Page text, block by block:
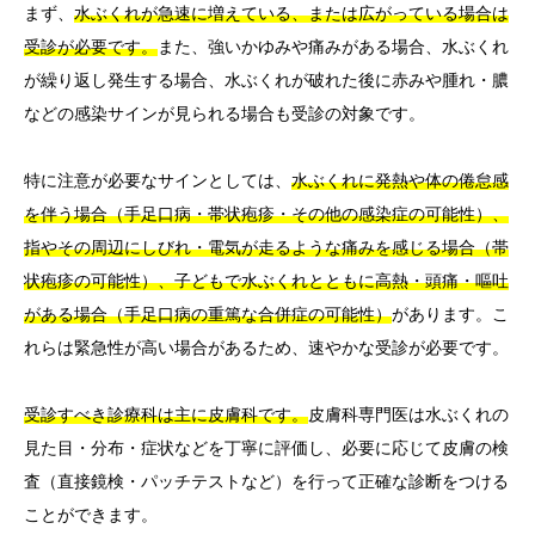
まず、 水ぶくれが急速に増えている、または広がっている場合は
受診が必要です。また、強いかゆみや痛みがある場合、水ぶくれ
が繰り返し発生する場合、水ぶくれが破れた後に赤みや腫れ・膿
などの感染サインが見られる場合も受診の対象です。
特に注意が必要なサインとしては、 水ぶくれに発熱や体の倦怠感
を伴う場合（手足口病・帯状疱疹・その他の感染症の可能性）、
指やその周辺にしびれ・電気が走るような痛みを感じる場合（帯
状疱疹の可能性）、子どもで水ぶくれとともに高熱・頭痛・嘔吐
がある場合（手足口病の重篤な合併症の可能性）があります。こ
れらは緊急性が高い場合があるため、速やかな受診が必要です。
受診すべき診療科は主に皮膚科です。皮膚科専門医は水ぶくれの
見た目・分布・症状などを丁寧に評価し、必要に応じて皮膚の検
査（直接鏡検・パッチテストなど）を行って正確な診断をつける
ことができます。